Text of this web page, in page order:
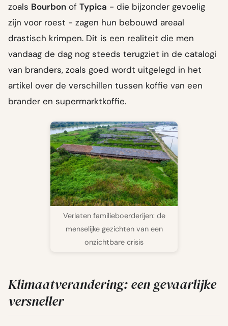
zoals Bourbon of Typica - die bijzonder gevoelig
zijn voor roest - zagen hun bebouwd areaal
drastisch krimpen. Dit is een realiteit die men
vandaag de dag nog steeds terugziet in de catalogi
van branders, zoals goed wordt uitgelegd in het
artikel over de verschillen tussen koffie van een
brander en supermarktkoffie.
Verlaten familieboerderijen: de
menselijke gezichten van een
onzichtbare crisis
Klimaatverandering: een gevaarlijke
versneller